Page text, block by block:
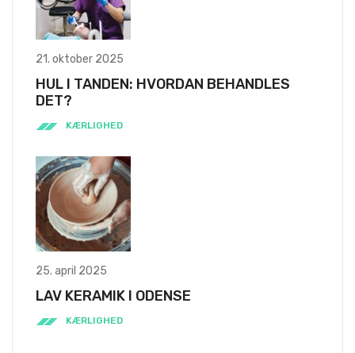
21. oktober 2025
HUL I TANDEN: HVORDAN BEHANDLES
DET?
KÆRLIGHED
25. april 2025
LAV KERAMIK I ODENSE
KÆRLIGHED